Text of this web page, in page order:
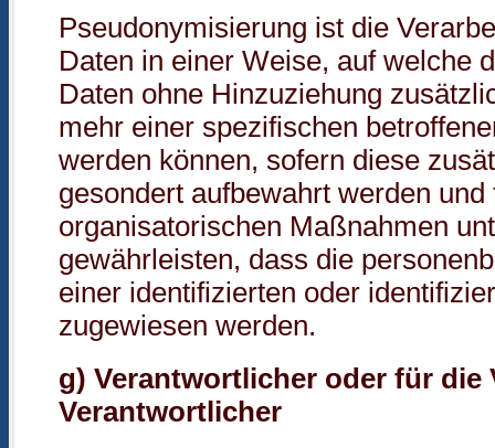
Pseudonymisierung ist die
Daten in einer Weise, auf welche
Daten ohne Hinzuziehung
mehr einer spezifischen
werden können, sofern diese
gesondert aufbewahrt werden
organisatorischen Maßnahmen
gewährleisten, dass die
einer identifizierten oder
zugewiesen werden.
g) Verantwortlicher oder für die
Verantwortlicher